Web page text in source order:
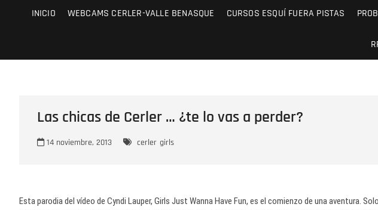
INICIO WEBCAMS CERLER-VALLE BENASQUE CURSOS ESQUÍ FUERA PISTAS
Las chicas de Cerler … ¿te lo vas a perder?
14 noviembre, 2013 cerler girls
Esta parodia del vídeo de Cyndi Lauper, Girls Just Wanna Have Fun, es el comienzo de una aventura.